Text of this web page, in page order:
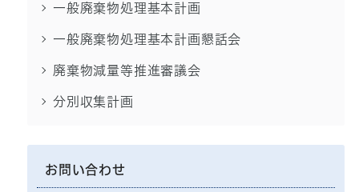
一般廃棄物処理基本計画
一般廃棄物処理基本計画懇話会
廃棄物減量等推進審議会
分別収集計画
お問い合わせ